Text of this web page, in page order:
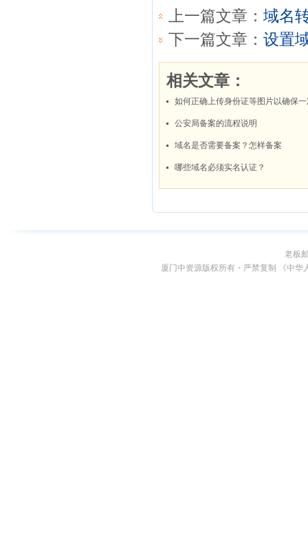
老板
厦门中资源版权所有・严禁复制 《中